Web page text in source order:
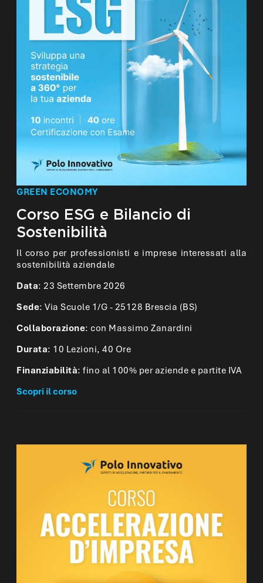
GREEN ECONOMY
Corso ESG e Bilancio di
Sostenibilità
Il corso per professionisti e imprese interessati alla
sostenibilità aziendale
Data: 23 Settembre 2026
Sede: Via Scuole 1/G - 25128 Brescia (BS)
Collaborazione: con Massimo Zanardini
Durata: 10 Lezioni, 40 Ore
Finanziabilità: fino al 100% per aziende e partite IVA
Scopri il corso